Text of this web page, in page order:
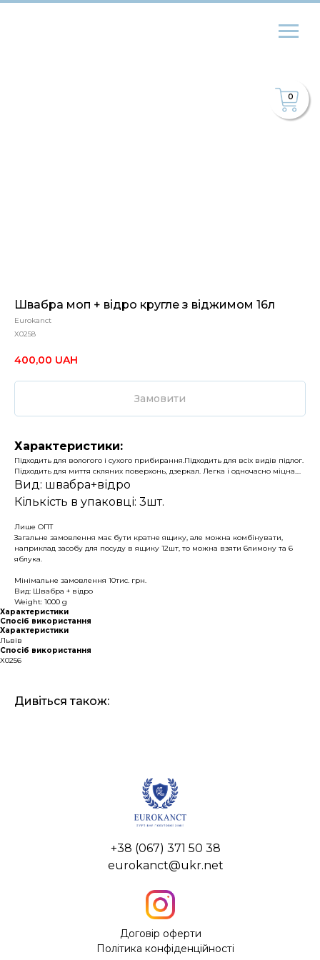
0
Швабра моп + відро кругле з віджимом 16л
Eurokanct
X0258
400,00 UAH
Замовити
Характеристики:
Підходить для вологого і сухого прибирання.Підходить для всіх видів підлог.
Підходить для миття скляних поверхонь, дзеркал. Легка і одночасно міцна....
Вид: швабра+відро
Кількість в упаковці: 3шт.
Лише ОПТ
Загальне замовлення має бути кратне ящику, але можна комбінувати,
наприклад засобу для посуду в ящику 12шт, то можна взяти 6лимону та 6
яблука.
Мінімальне замовлення 10тис. грн.
Вид: Швабра + відро
Weight: 1000 g
Характеристики
Спосіб використання
Характеристики
Львів
Спосіб використання
X0256
Дивіться також:
+38 (067) 371 50 38
eurokanct@ukr.net
Політика конфіденційності
Договір оферти